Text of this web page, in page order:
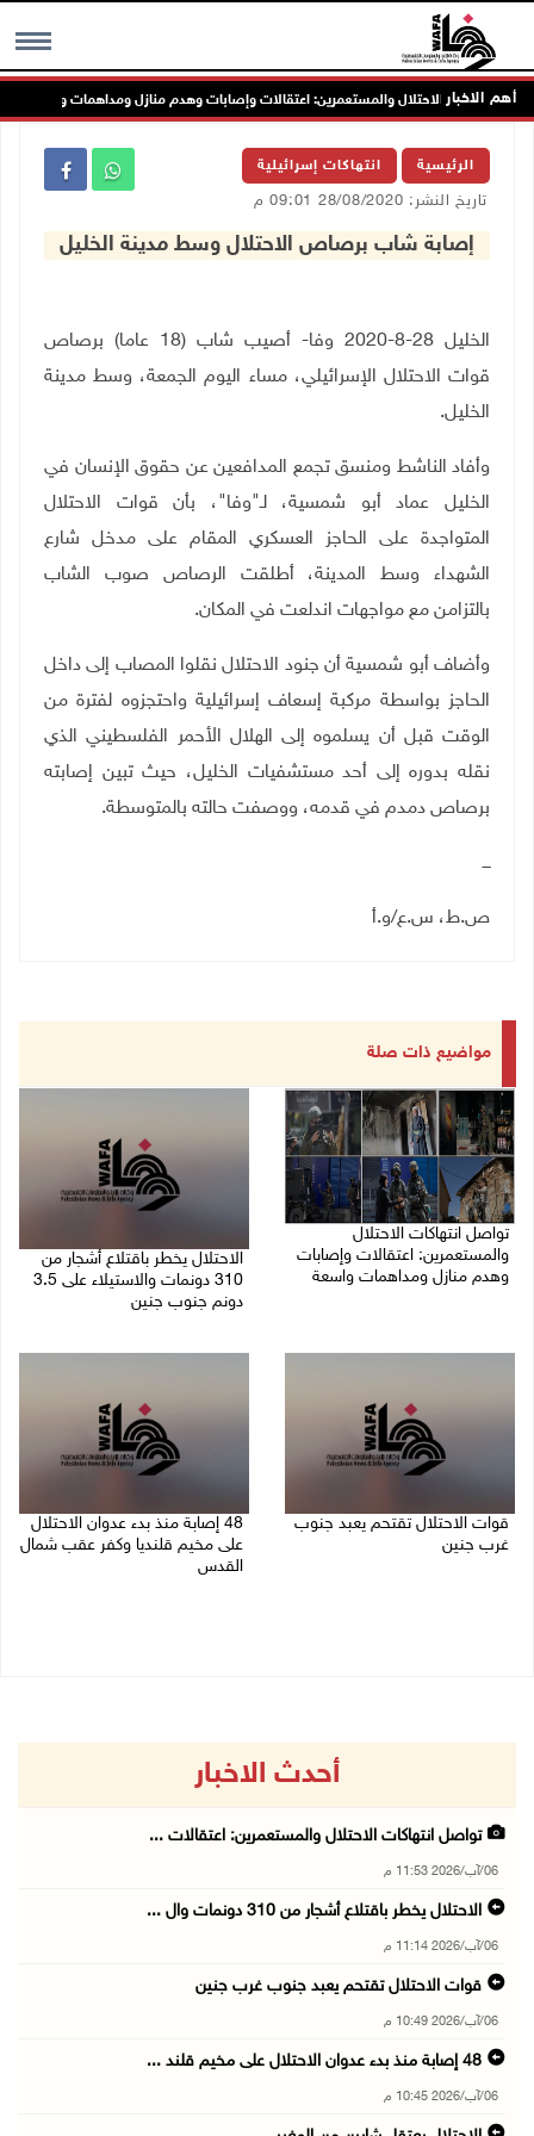
MENU أهم الاخبار
انتهاكات الاحتلال والمستعمرين: اعتقالات وإصابات وهدم منازل ومداهمات واسعة
الرئيسية انتهاكات إسرائيلية
تاريخ النشر: 28/08/2020 09:01 م
إصابة شاب برصاص الاحتلال وسط مدينة الخليل
الخليل 28-8-2020 وفا- أصيب شاب (18 عاما) برصاص
قوات الاحتلال الإسرائيلي، مساء اليوم الجمعة، وسط مدينة
الخليل.
وأفاد الناشط ومنسق تجمع المدافعين عن حقوق الإنسان في
الخليل عماد أبو شمسية، لـ"وفا"، بأن قوات الاحتلال
المتواجدة على الحاجز العسكري المقام على مدخل شارع
الشهداء وسط المدينة، أطلقت الرصاص صوب الشاب
بالتزامن مع مواجهات اندلعت في المكان.
وأضاف أبو شمسية أن جنود الاحتلال نقلوا المصاب إلى داخل
الحاجز بواسطة مركبة إسعاف إسرائيلية واحتجزوه لفترة من
الوقت قبل أن يسلموه إلى الهلال الأحمر الفلسطيني الذي
نقله بدوره إلى أحد مستشفيات الخليل، حيث تبين إصابته
برصاص دمدم في قدمه، ووصفت حالته بالمتوسطة.
ـــ
ص.ط، س.ع/و.أ
مواضيع ذات صلة
تواصل انتهاكات الاحتلال
والمستعمرين: اعتقالات وإصابات
وهدم منازل ومداهمات واسعة
الاحتلال يخطر باقتلاع أشجار من
310 دونمات والاستيلاء على 3.5
دونم جنوب جنين
قوات الاحتلال تقتحم يعبد جنوب
غرب جنين
48 إصابة منذ بدء عدوان الاحتلال
على مخيم قلنديا وكفر عقب شمال
القدس
أحدث الاخبار
تواصل انتهاكات الاحتلال والمستعمرين: اعتقالات ...
06/آب/2026 11:53 م
الاحتلال يخطر باقتلاع أشجار من 310 دونمات وال ...
06/آب/2026 11:14 م
قوات الاحتلال تقتحم يعبد جنوب غرب جنين
06/آب/2026 10:49 م
48 إصابة منذ بدء عدوان الاحتلال على مخيم قلند ...
06/آب/2026 10:45 م